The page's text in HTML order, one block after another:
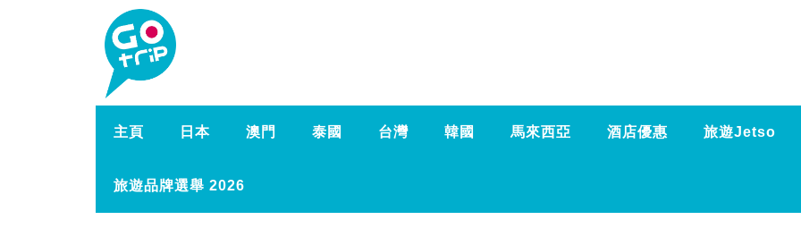
主頁 日本 澳門 泰國 台灣 韓國 馬來西亞 酒店優惠 旅遊Jetso
旅遊品牌選舉 2026